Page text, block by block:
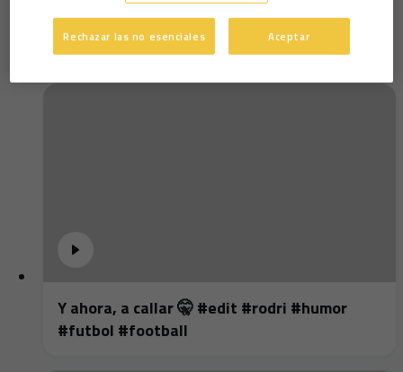
Y ahora, a callar 🤫 #edit #rodri #humor
#futbol #football
Rechazar las no esenciales Aceptar